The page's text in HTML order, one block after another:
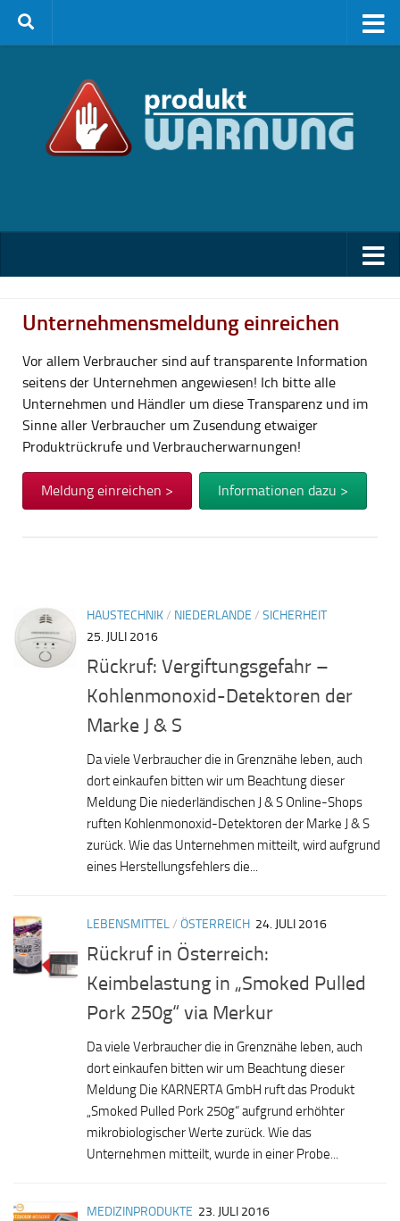
Zum Inhalt springen
Unternehmensmeldung einreichen
Vor allem Verbraucher sind auf transparente Information
seitens der Unternehmen angewiesen! Ich bitte alle
Unternehmen und Händler um diese Transparenz und im
Sinne aller Verbraucher um Zusendung etwaiger
Produktrückrufe und Verbraucherwarnungen!
Meldung einreichen > Informationen dazu >
HAUSTECHNIK/ NIEDERLANDE / SICHERHEIT
25. JULI 2016
Rückruf: Vergiftungsgefahr –
Kohlenmonoxid-Detektoren der
Marke J & S
Da viele Verbraucher die in Grenznähe leben, auch
dort einkaufen bitten wir um Beachtung dieser
Meldung Die niederländischen J & S Online-Shops
ruften Kohlenmonoxid-Detektoren der Marke J & S
zurück. Wie das Unternehmen mitteilt, wird aufgrund
eines Herstellungsfehlers die...
LEBENSMITTEL/ ÖSTERREICH 24. JULI 2016
Rückruf in Österreich:
Keimbelastung in „Smoked Pulled
Pork 250g“ via Merkur
Da viele Verbraucher die in Grenznähe leben, auch
dort einkaufen bitten wir um Beachtung dieser
Meldung Die KARNERTA GmbH ruft das Produkt
„Smoked Pulled Pork 250g“ aufgrund erhöhter
mikrobiologischer Werte zurück. Wie das
Unternehmen mitteilt, wurde in einer Probe...
MEDIZINPRODUKTE 23. JULI 2016